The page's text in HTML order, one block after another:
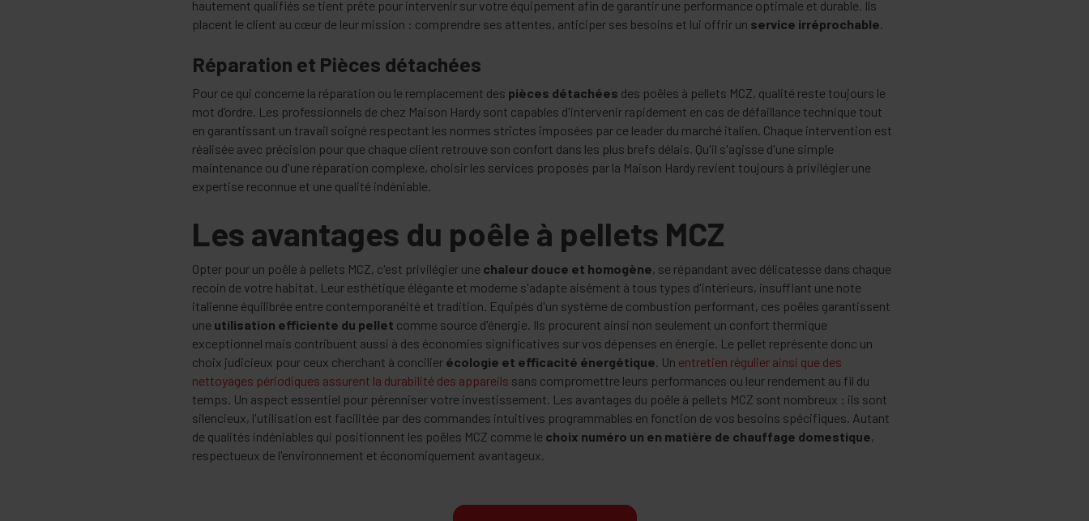
hautement qualifiés se tient prête pour intervenir sur votre équipement afin de garantir une performance optimale et durable. Ils
placent le client au cœur de leur mission : comprendre ses attentes, anticiper ses besoins et lui offrir un service irréprochable.
Réparation et Pièces détachées
Pour ce qui concerne la réparation ou le remplacement des pièces détachées des poêles à pellets MCZ, qualité reste toujours le
mot d’ordre. Les professionnels de chez Maison Hardy sont capables d'intervenir rapidement en cas de défaillance technique tout
en garantissant un travail soigné respectant les normes strictes imposées par ce leader du marché italien. Chaque intervention est
réalisée avec précision pour que chaque client retrouve son confort dans les plus brefs délais. Qu'il s'agisse d'une simple
maintenance ou d'une réparation complexe, choisir les services proposés par la Maison Hardy revient toujours à privilégier une
expertise reconnue et une qualité indéniable.
Les avantages du poêle à pellets MCZ
Opter pour un poêle à pellets MCZ, c'est privilégier une chaleur douce et homogène, se répandant avec délicatesse dans chaque
recoin de votre habitat. Leur esthétique élégante et moderne s'adapte aisément à tous types d'intérieurs, insufflant une note
italienne équilibrée entre contemporanéité et tradition. Equipés d'un système de combustion performant, ces poêles garantissent
une utilisation efficiente du pellet comme source d'énergie. Ils procurent ainsi non seulement un confort thermique
exceptionnel mais contribuent aussi à des économies significatives sur vos dépenses en énergie. Le pellet représente donc un
choix judicieux pour ceux cherchant à concilier écologie et efficacité énergétique. Un entretien régulier ainsi que des
nettoyages périodiques assurent la durabilité des appareils sans compromettre leurs performances ou leur rendement au fil du
temps. Un aspect essentiel pour pérenniser votre investissement. Les avantages du poêle à pellets MCZ sont nombreux : ils sont
silencieux, l'utilisation est facilitée par des commandes intuitives programmables en fonction de vos besoins spécifiques. Autant
de qualités indéniables qui positionnent les poêles MCZ comme le choix numéro un en matière de chauffage domestique,
respectueux de l'environnement et économiquement avantageux.